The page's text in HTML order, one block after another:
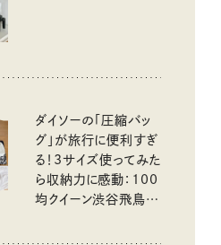
ダイソーの「圧縮バッ
グ」が旅行に便利すぎ
る！3サイズ使ってみた
ら収納力に感動：100
均クイーン渋谷飛鳥の